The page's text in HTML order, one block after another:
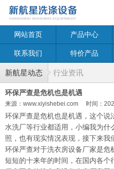
网站首页 产品中心
联系我们 特价产品
新航星动态 行业资讯
环保严查是危机也是机遇
来源：www.xiyishebei.com 时间：
环保严查是危机也是机遇，这个说
水洗厂等行业都适用，小编我为
照，也有现实情况表现，接下来我
环保严查对于洗衣房设备厂家是危
短短的十来年的时间，在国内各